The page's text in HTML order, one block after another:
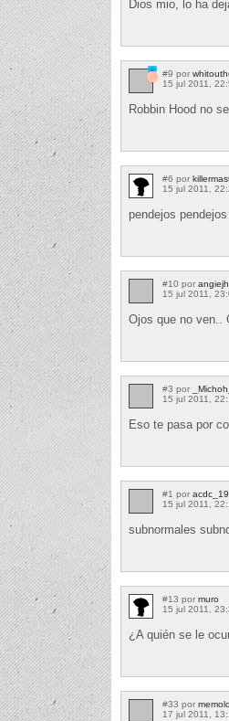
Dios mio, lo ha
#9 por
15 jul 2011,
Robbin Hood no
#6 por
15 jul 2011,
pendejos
#10 por
15 jul 2011,
Ojos que no ven..
#3 por
_Michoh_
15 jul 2011,
Eso te pasa por
#1 por
15 jul 2011,
subnormales
#13 por muro
15 jul 2011,
¿A quién se le
#33 por
17 jul 2011,